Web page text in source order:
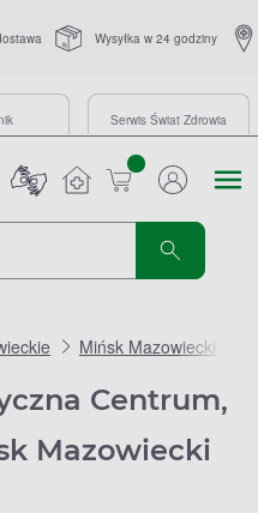
Wysyłka w 24 godziny
Serwis Świat Zdrowia
sztuk
Mińsk Mazowiecki
Centrum,
Mazowiecki